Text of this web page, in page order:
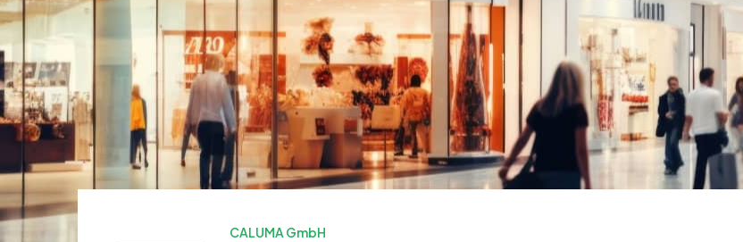
CALUMA GmbH